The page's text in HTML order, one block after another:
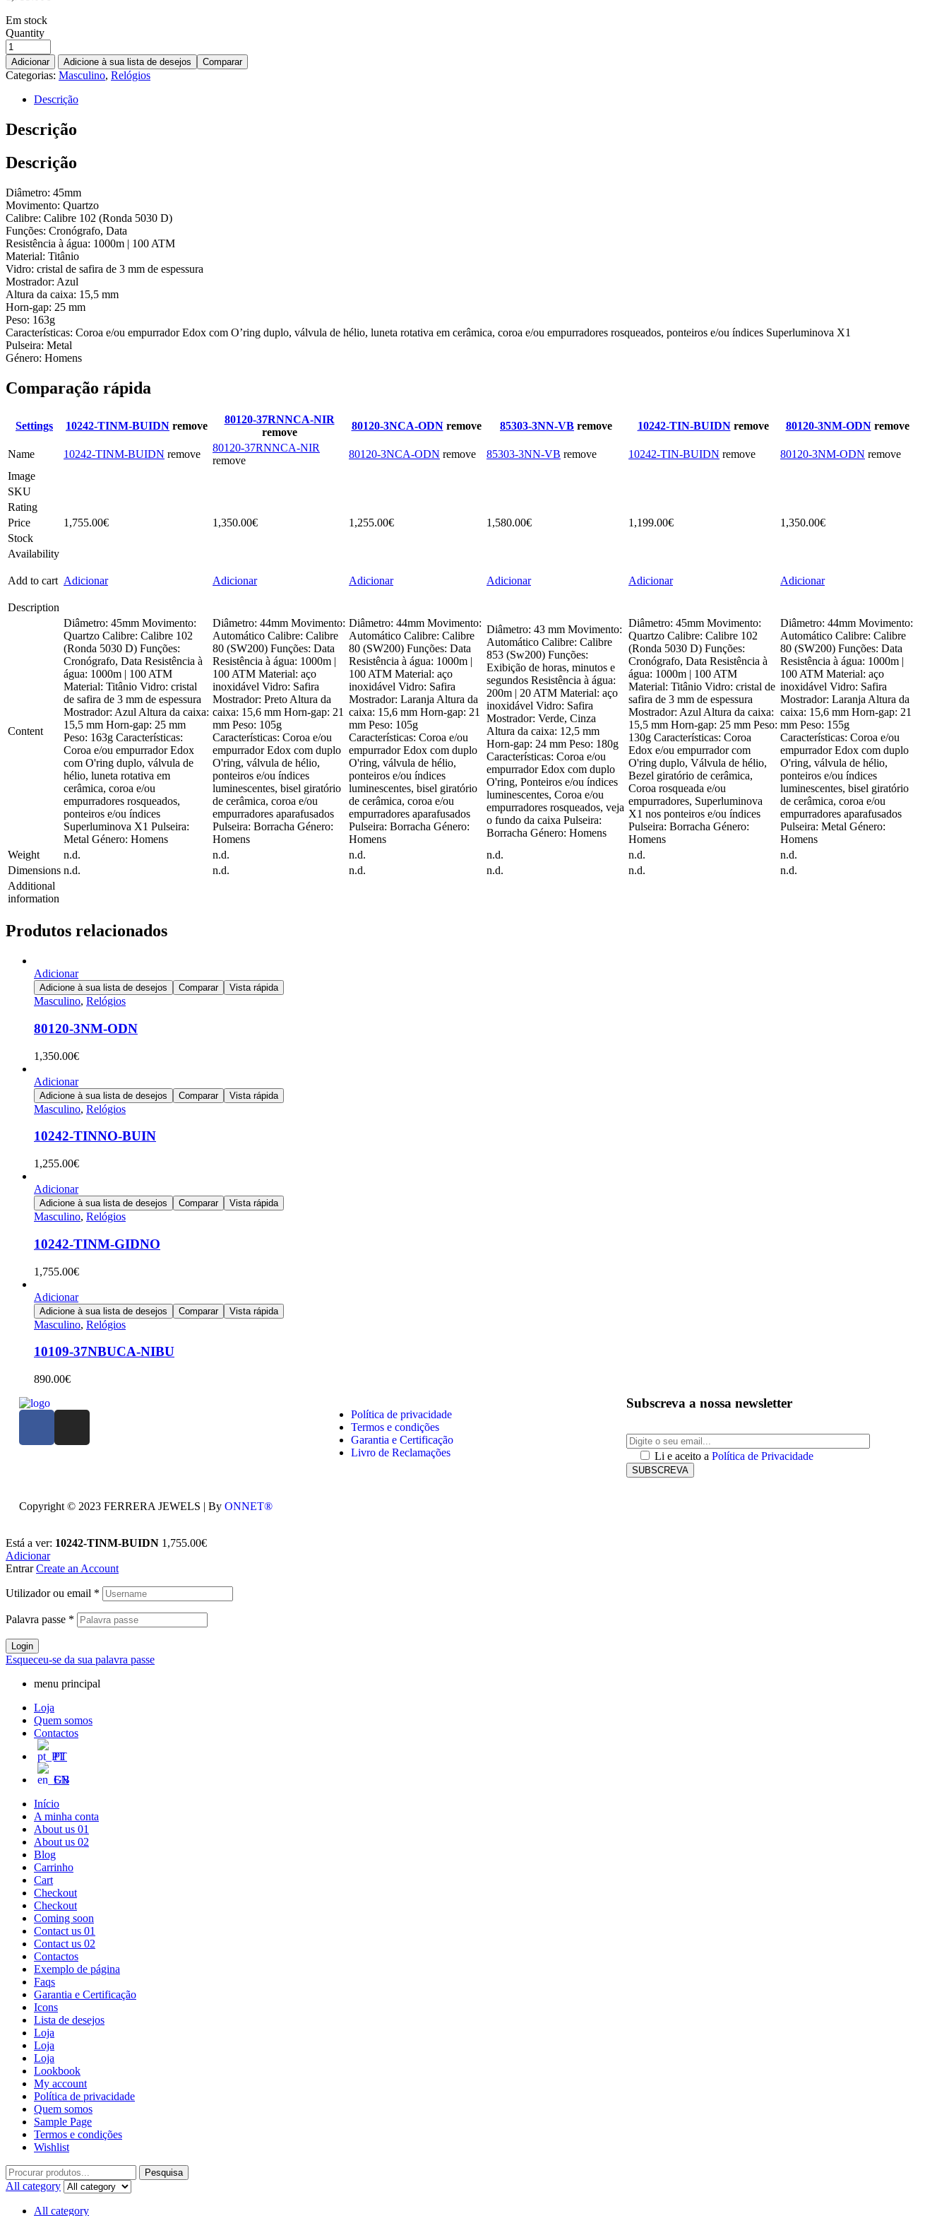
Em stock
Quantity
Adicionar Adicione à sua lista de desejos Comparar
Categorias: Masculino, Relógios
Descrição
Descrição
Descrição
Diâmetro: 45mm
Movimento: Quartzo
Calibre: Calibre 102 (Ronda 5030 D)
Funções: Cronógrafo, Data
Resistência à água: 1000m | 100 ATM
Material: Titânio
Vidro: cristal de safira de 3 mm de espessura
Mostrador: Azul
Altura da caixa: 15,5 mm
Horn-gap: 25 mm
Peso: 163g
Características: Coroa e/ou empurrador Edox com O’ring duplo, válvula de hélio, luneta rotativa em cerâmica, coroa e/ou empurradores rosqueados, ponteiros e/ou índices Superluminova X1
Pulseira: Metal
Género: Homens
Comparação rápida
Settings 10242-TINM-BUIDN remove
80120-37RNNCA-NIR
remove
80120-3NCA-ODN remove 85303-3NN-VB remove 10242-TIN-BUIDN remove 80120-3NM-ODN remove
Name 10242-TINM-BUIDN remove
80120-37RNNCA-NIR
remove
80120-3NCA-ODN remove 85303-3NN-VB remove 10242-TIN-BUIDN remove 80120-3NM-ODN remove
Image
SKU
Rating
Price
1,755.00€ 1,350.00€ 1,255.00€ 1,580.00€ 1,199.00€ 1,350.00€
Stock
Availability
Add to cart Adicionar Adicionar Adicionar Adicionar Adicionar Adicionar
Description
Content
Diâmetro: 45mm Movimento:
Quartzo Calibre: Calibre 102
(Ronda 5030 D) Funções:
Cronógrafo, Data Resistência à
água: 1000m | 100 ATM
Material: Titânio Vidro: cristal
de safira de 3 mm de espessura
Mostrador: Azul Altura da caixa:
15,5 mm Horn-gap: 25 mm
Peso: 163g Características:
Coroa e/ou empurrador Edox
com O'ring duplo, válvula de
hélio, luneta rotativa em
cerâmica, coroa e/ou
empurradores rosqueados,
ponteiros e/ou índices
Superluminova X1 Pulseira:
Metal Género: Homens
Diâmetro: 44mm Movimento:
Automático Calibre: Calibre
80 (SW200) Funções: Data
Resistência à água: 1000m |
100 ATM Material: aço
inoxidável Vidro: Safira
Mostrador: Preto Altura da
caixa: 15,6 mm Horn-gap: 21
mm Peso: 105g
Características: Coroa e/ou
empurrador Edox com duplo
O'ring, válvula de hélio,
ponteiros e/ou índices
luminescentes, bisel giratório
de cerâmica, coroa e/ou
empurradores aparafusados
Pulseira: Borracha Género:
Homens
Diâmetro: 44mm Movimento:
Automático Calibre: Calibre
80 (SW200) Funções: Data
Resistência à água: 1000m |
100 ATM Material: aço
inoxidável Vidro: Safira
Mostrador: Laranja Altura da
caixa: 15,6 mm Horn-gap: 21
mm Peso: 105g
Características: Coroa e/ou
empurrador Edox com duplo
O'ring, válvula de hélio,
ponteiros e/ou índices
luminescentes, bisel giratório
de cerâmica, coroa e/ou
empurradores aparafusados
Pulseira: Borracha Género:
Homens
Diâmetro: 43 mm Movimento:
Automático Calibre: Calibre
853 (Sw200) Funções:
Exibição de horas, minutos e
segundos Resistência à água:
200m | 20 ATM Material: aço
inoxidável Vidro: Safira
Mostrador: Verde, Cinza
Altura da caixa: 12,5 mm
Horn-gap: 24 mm Peso: 180g
Características: Coroa e/ou
empurrador Edox com duplo
O'ring, Ponteiros e/ou índices
luminescentes, Coroa e/ou
empurradores rosqueados, veja
o fundo da caixa Pulseira:
Borracha Género: Homens
Diâmetro: 45mm Movimento:
Quartzo Calibre: Calibre 102
(Ronda 5030 D) Funções:
Cronógrafo, Data Resistência à
água: 1000m | 100 ATM
Material: Titânio Vidro: cristal de
safira de 3 mm de espessura
Mostrador: Azul Altura da caixa:
15,5 mm Horn-gap: 25 mm Peso:
130g Características: Coroa
Edox e/ou empurrador com
O'ring duplo, Válvula de hélio,
Bezel giratório de cerâmica,
Coroa rosqueada e/ou
empurradores, Superluminova
X1 nos ponteiros e/ou índices
Pulseira: Borracha Género:
Homens
Diâmetro: 44mm Movimento:
Automático Calibre: Calibre
80 (SW200) Funções: Data
Resistência à água: 1000m |
100 ATM Material: aço
inoxidável Vidro: Safira
Mostrador: Laranja Altura da
caixa: 15,6 mm Horn-gap: 21
mm Peso: 155g
Características: Coroa e/ou
empurrador Edox com duplo
O'ring, válvula de hélio,
ponteiros e/ou índices
luminescentes, bisel giratório
de cerâmica, coroa e/ou
empurradores aparafusados
Pulseira: Metal Género:
Homens
Weight
n.d. n.d. n.d. n.d. n.d.
n.d.
Dimensions n.d. n.d. n.d. n.d. n.d.
n.d.
Additional
information
Produtos relacionados
Adicionar
Adicione à sua lista de desejos Comparar Vista rápida
Masculino, Relógios
80120-3NM-ODN
1,350.00€
Adicionar
Adicione à sua lista de desejos Comparar Vista rápida
Masculino, Relógios
10242-TINNO-BUIN
1,255.00€
Adicionar
Adicione à sua lista de desejos Comparar Vista rápida
Masculino, Relógios
10242-TINM-GIDNO
1,755.00€
Adicionar
Adicione à sua lista de desejos Comparar Vista rápida
Masculino, Relógios
10109-37NBUCA-NIBU
890.00€
Política de privacidade
Termos e condições
Garantia e Certificação
Livro de Reclamações
Subscreva a nossa newsletter
Li e aceito a Política de Privacidade
SUBSCREVA
Copyright © 2023 FERRERA JEWELS | By ONNET®
Está a ver: 10242-TINM-BUIDN 1,755.00€
Adicionar
Entrar Create an Account
Utilizador ou email *
Palavra passe *
Login
Esqueceu-se da sua palavra passe
menu principal
Loja
Quem somos
Contactos
PT
EN
Início
A minha conta
About us 01
About us 02
Blog
Carrinho
Cart
Checkout
Checkout
Coming soon
Contact us 01
Contact us 02
Contactos
Exemplo de página
Faqs
Garantia e Certificação
Icons
Lista de desejos
Loja
Loja
Loja
Lookbook
My account
Política de privacidade
Quem somos
Sample Page
Termos e condições
Wishlist
Pesquisa
All category
All category